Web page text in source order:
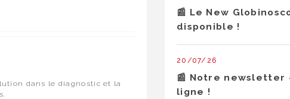
dans le diagnostic et la
📰 Le New
disponible !
20/07/26
📰 Notre newsletter
ligne !